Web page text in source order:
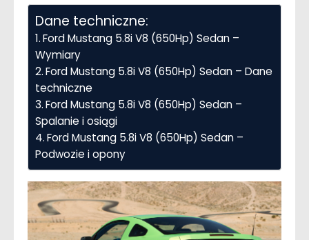
Dane techniczne:
Ford Mustang 5.8i V8 (650Hp) Sedan –
Wymiary
Ford Mustang 5.8i V8 (650Hp) Sedan – Dane
techniczne
Ford Mustang 5.8i V8 (650Hp) Sedan –
Spalanie i osiągi
Ford Mustang 5.8i V8 (650Hp) Sedan –
Podwozie i opony